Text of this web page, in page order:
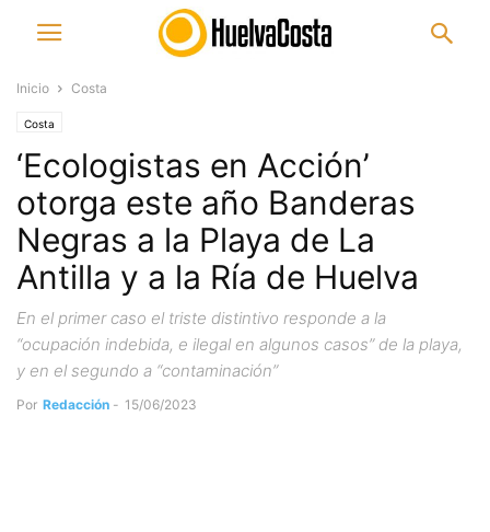
Inicio Costa
Costa
‘Ecologistas en Acción’
otorga este año Banderas
Negras a la Playa de La
Antilla y a la Ría de Huelva
En el primer caso el triste distintivo responde a la
“ocupación indebida, e ilegal en algunos casos” de la playa,
y en el segundo a “contaminación”
Por Redacción - 15/06/2023